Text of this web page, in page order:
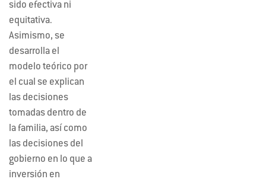
sido efectiva ni
equitativa.
Asimismo, se
desarrolla el
modelo teórico por
el cual se explican
las decisiones
tomadas dentro de
la familia, así como
las decisiones del
gobierno en lo que a
inversión en